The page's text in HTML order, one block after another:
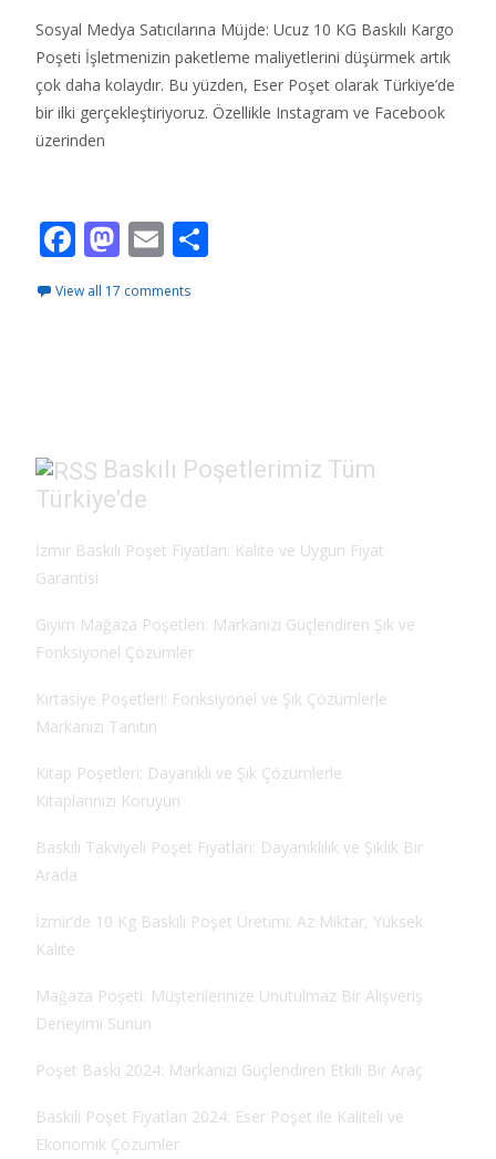
Sosyal Medya Satıcılarına Müjde: Ucuz 10 KG Baskılı Kargo
Poşeti İşletmenizin paketleme maliyetlerini düşürmek artık
çok daha kolaydır. Bu yüzden, Eser Poşet olarak Türkiye’de
bir ilki gerçekleştiriyoruz. Özellikle Instagram ve Facebook
üzerinden
F
ac
e
k
M
to
E
m
ai
View all 17 comments
Baskılı Poşetlerimiz Tüm
Türkiye’de
İzmir Baskılı Poşet Fiyatları: Kalite ve Uygun Fiyat
Garantisi
Giyim Mağaza Poşetleri: Markanızı Güçlendiren Şık ve
Fonksiyonel Çözümler
Kırtasiye Poşetleri: Fonksiyonel ve Şık Çözümlerle
Markanızı Tanıtın
Kitap Poşetleri: Dayanıklı ve Şık Çözümlerle
Kitaplarınızı Koruyun
Baskılı Takviyeli Poşet Fiyatları: Dayanıklılık ve Şıklık Bir
Arada
İzmir’de 10 Kg Baskılı Poşet Üretimi: Az Miktar, Yüksek
Kalite
Mağaza Poşeti: Müşterilerinize Unutulmaz Bir Alışveriş
Deneyimi Sunun
Poşet Baskı 2024: Markanızı Güçlendiren Etkili Bir Araç
Baskılı Poşet Fiyatları 2024: Eser Poşet ile Kaliteli ve
Ekonomik Çözümler